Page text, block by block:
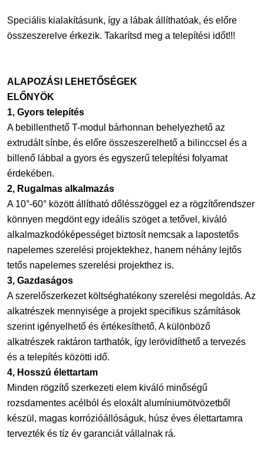
Speciális kialakításunk, így a lábak állíthatóak, és előre
összeszerelve érkezik. Takarítsd meg a telepítési időt!!!
ALAPOZÁSI LEHETŐSÉGEK
ELŐNYÖK
1, Gyors telepítés
A bebillenthető T-modul bárhonnan behelyezhető az
extrudált sínbe, és előre összeszerelhető a bilinccsel és a
billenő lábbal a gyors és egyszerű telepítési folyamat
érdekében.
2, Rugalmas alkalmazás
A 10°-60° között állítható dőlésszöggel ez a rögzítőrendszer
könnyen megdönt egy ideális szöget a tetővel, kiváló
alkalmazkodóképességet biztosít nemcsak a lapostetős
napelemes szerelési projektekhez, hanem néhány lejtős
tetős napelemes szerelési projekthez is.
3, Gazdaságos
A szerelőszerkezet költséghatékony szerelési megoldás. Az
alkatrészek mennyisége a projekt specifikus számítások
szerint igényelhető és értékesíthető. A különböző
alkatrészek raktáron tarthatók, így lerövidíthető a tervezés
és a telepítés közötti idő.
4, Hosszú élettartam
Minden rögzítő szerkezeti elem kiváló minőségű
rozsdamentes acélból és eloxált alumíniumötvözetből
készül, magas korrózióállóságuk, húsz éves élettartamra
tervezték és tíz év garanciát vállalnak rá.